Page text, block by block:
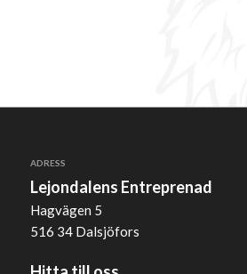
ADRESS
Lejondalens Entreprenad
Hagvägen 5
516 34 Dalsjöfors